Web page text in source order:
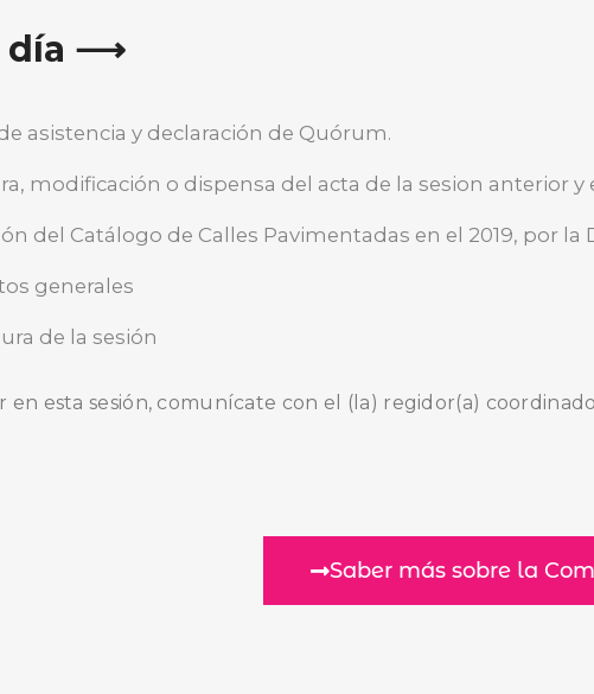
día ⟶
asistencia y declaración de Quórum.
modificación o dispensa del acta de la sesion anterior y
del Catálogo de Calles Pavimentadas en el 2019, por la
generales
de la sesión
en esta sesión, comunícate con el (la) regidor(a)
Saber más sobre la